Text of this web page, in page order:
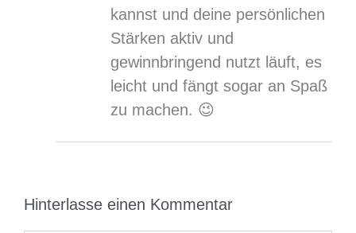
kannst und deine persönlichen
Stärken aktiv und
gewinnbringend nutzt läuft, es
leicht und fängt sogar an Spaß
zu machen. 😉
Hinterlasse einen Kommentar